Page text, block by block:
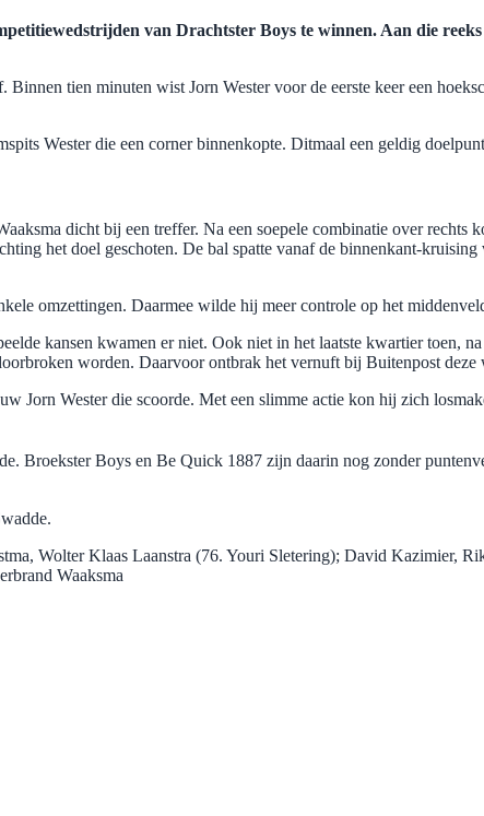
van Drachtster Boys te winnen. Aan die
tien minuten wist Jorn Wester voor de eerste keer een
Wester die een corner binnenkopte. Ditmaal een geldig
dicht bij een treffer. Na een soepele combinatie over rechts
het doel geschoten. De bal spatte vanaf de binnenkant-
omzettingen. Daarmee wilde hij meer controle op het
kansen kwamen er niet. Ook niet in het laatste kwartier toen,
worden. Daarvoor ontbrak het vernuft bij Buitenpost deze
Jorn Wester die scoorde. Met een slimme actie kon hij zich
Broekster Boys en Be Quick 1887 zijn daarin nog zonder
Wolter Klaas Laanstra (76. Youri Sletering); David Kazimier,
Waaksma